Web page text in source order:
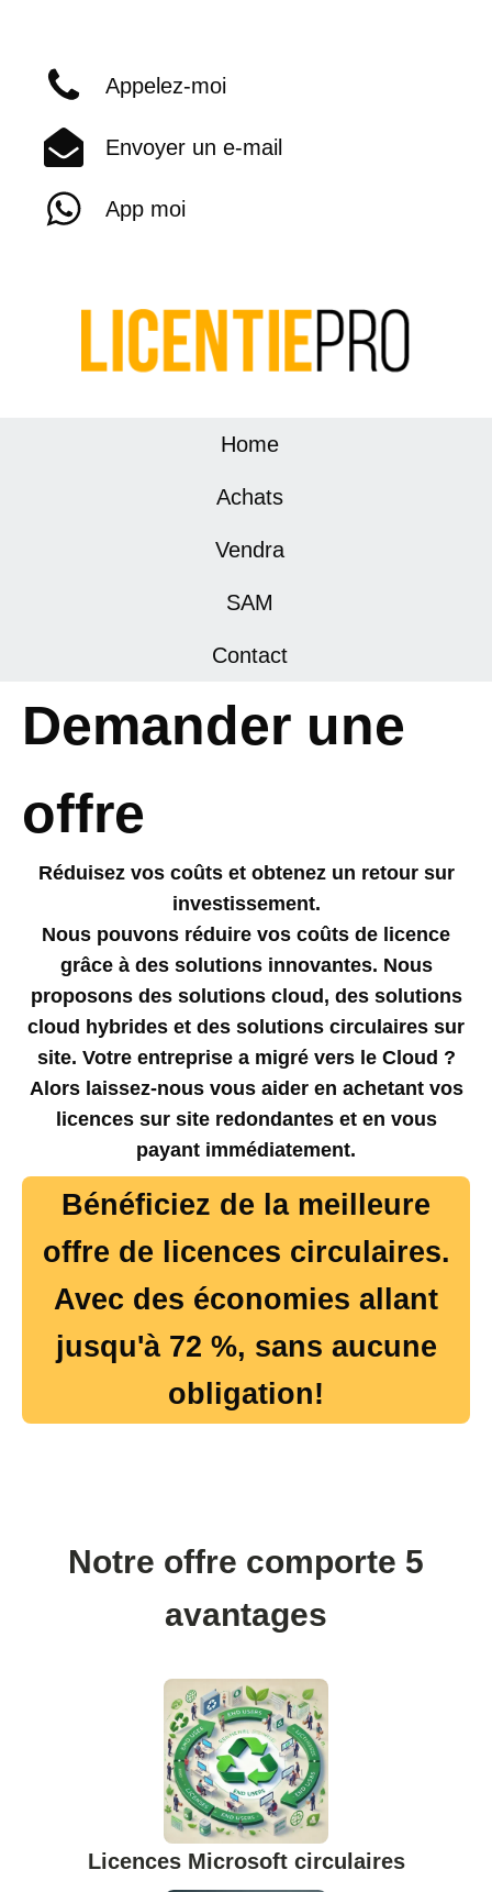
Appelez-moi
Envoyer un e-mail
App moi
Home
Achats
Vendra
SAM
Contact
Demander une
offre
Réduisez vos coûts et obtenez un retour sur
investissement.
Nous pouvons réduire vos coûts de licence
grâce à des solutions innovantes. Nous
proposons des solutions cloud, des solutions
cloud hybrides et des solutions circulaires sur
site. Votre entreprise a migré vers le Cloud ?
Alors laissez-nous vous aider en achetant vos
licences sur site redondantes et en vous
payant immédiatement.
Bénéficiez de la meilleure
offre de licences circulaires.
Avec des économies allant
jusqu'à 72 %, sans aucune
obligation!
Notre offre comporte 5
avantages
Licences Microsoft circulaires